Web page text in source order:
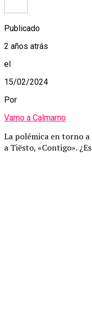
Publicado
2 años atrás
el
15/02/2024
Por
Vamo a Calmarno
La polémica en torno
a Tiësto, «Contigo».